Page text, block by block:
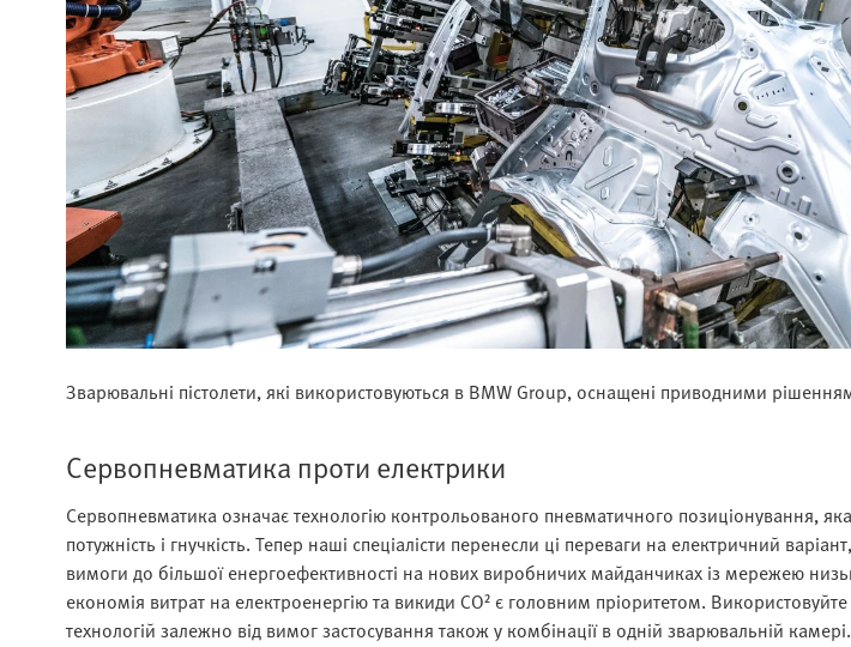
Зварювальні пістолети, які використовуються в BMW Group, оснащені приводними
Сервопневматика проти електрики
Сервопневматика означає технологію контрольованого пневматичного позиціонування,
потужність і гнучкість. Тепер наші спеціалісти перенесли ці переваги на електричний
вимоги до більшої енергоефективності на нових виробничих майданчиках із мережею
економія витрат на електроенергію та викиди CO² є головним пріоритетом.
технологій залежно від вимог застосування також у комбінації в одній зварювальній камері.